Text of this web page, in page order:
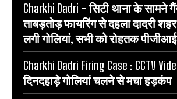
Charkhi Dadri – सिटी थाना के सामने
ताबड़तोड़ फायरिंग से दहला दादरी
लगी गोलियां, सभी को रोहतक
Charkhi Dadri Firing Case : CCTV
दिनदहाड़े गोलियां चलने से मचा हड़कंप